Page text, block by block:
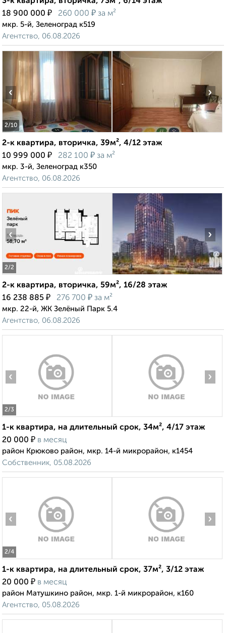
18 900 000 ₽ 260 000 ₽ за м²
мкр. 5-й, Зеленоград к519
Агентство, 06.08.2026
2/10
‹ ›
2-к квартира, вторичка, 39м², 4/12 этаж
10 999 000 ₽ 282 100 ₽ за м²
мкр. 3-й, Зеленоград к350
Агентство, 06.08.2026
2/2
‹ ›
2-к квартира, вторичка, 59м², 16/28 этаж
16 238 885 ₽ 276 700 ₽ за м²
мкр. 22-й, ЖК Зелёный Парк 5.4
Агентство, 06.08.2026
2/3
‹ ›
1-к квартира, на длительный срок, 34м², 4/17 этаж
20 000 ₽ в месяц
район Крюково район, мкр. 14-й микрорайон, к1454
Собственник, 05.08.2026
2/4
‹ ›
1-к квартира, на длительный срок, 37м², 3/12 этаж
20 000 ₽ в месяц
район Матушкино район, мкр. 1-й микрорайон, к160
Агентство, 05.08.2026